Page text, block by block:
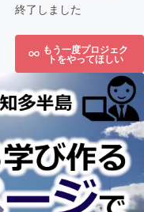
終了しました
もう一度プロジェク
トをやってほしい